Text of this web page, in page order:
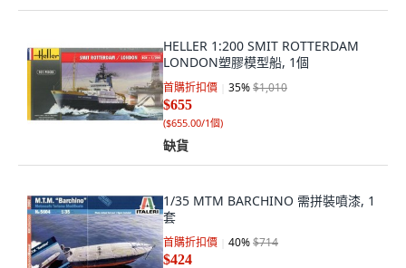
HELLER 1:200 SMIT ROTTERDAM
LONDON塑膠模型船, 1個
首購折扣價 35%$1,010
$655
($655.00/1個)
缺貨
1/35 MTM BARCHINO 需拼裝噴漆, 1
套
首購折扣價 40%$714
$424